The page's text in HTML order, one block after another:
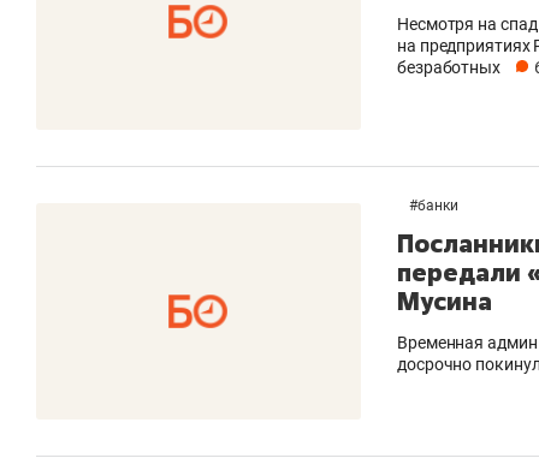
Несмотря на
на
безработных
#банки
передали
Мусина
Временная
досрочно